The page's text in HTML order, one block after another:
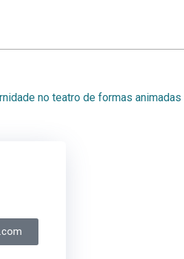
no teatro de formas animadas